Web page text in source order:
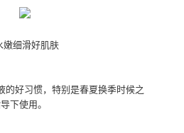
嫩细滑好肌肤
的好习惯，特别是春夏换季时候之
下使用。